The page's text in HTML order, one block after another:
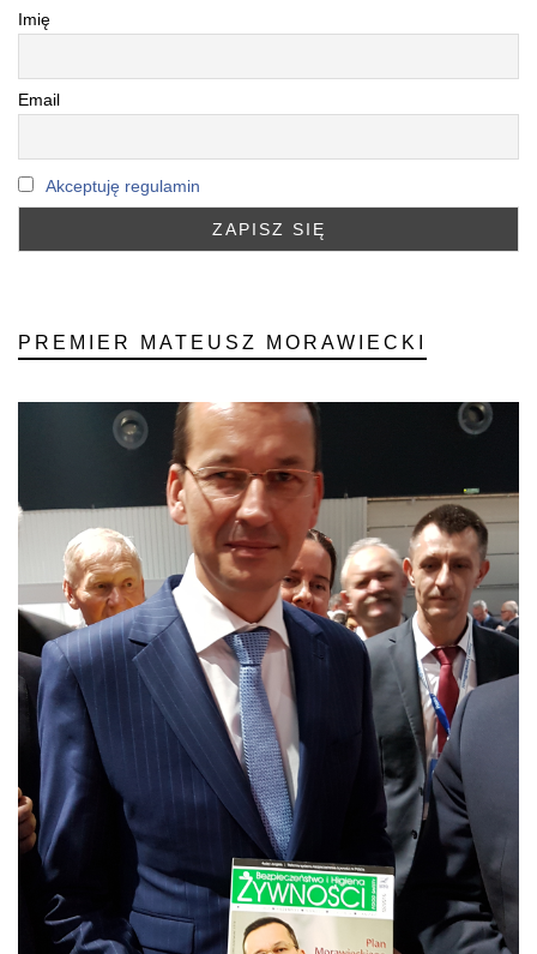
Imię
Email
Akceptuję regulamin
PREMIER MATEUSZ MORAWIECKI